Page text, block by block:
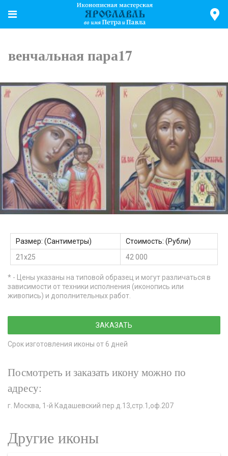
венчальная пара17
Размер: (Сантиметры)
Стоимость: (Рубли)
21х25
42 000
* - Цены указаны на типовой образец и могут различаться в
зависимости от техники исполнения (иконопись или
живопись) и дополнительных работ.
ЗАКАЗАТЬ
Срок изготовления иконы от 6 дней
Посмотреть и заказать икону можно по
адресу:
г. Москва, 1-й Кадашевский пер.д.13,стр.1,оф.207
Другие иконы